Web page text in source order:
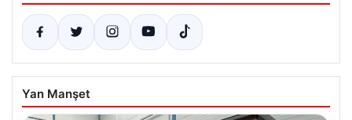
Yan Manşet